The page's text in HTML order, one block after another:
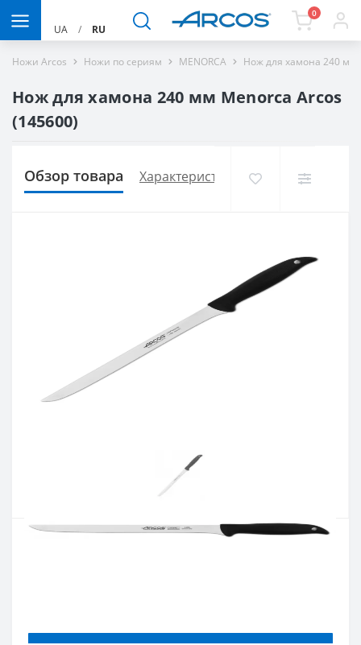
UA / RU
0
Ножи Arcos Ножи по сериям MENORCA Нож для хамона 240 мм
Нож для хамона 240 мм Menorca Arcos
(145600)
Обзор товара Характеристики Доставка и